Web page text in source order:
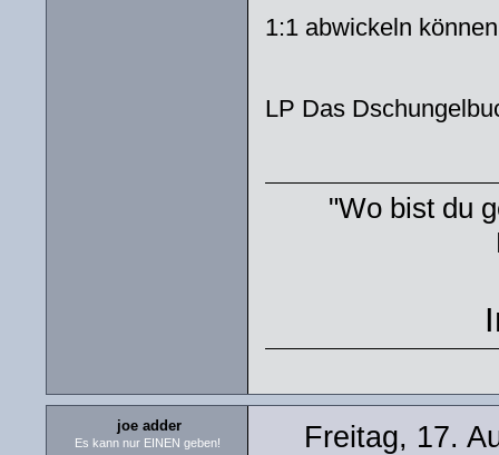
1:1 abwickeln
LP Das
"Wo bist du
joe adder
Es kann nur EINEN geben! Freitag, 17.